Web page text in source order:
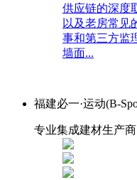
供应链的深度
以及老房常见
事和第三方监
墙面...
福建必一·运动(B-
专业集成建材生产商